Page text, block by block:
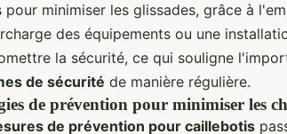
pour minimiser les glissades, grâce à
des équipements ou une
la sécurité, ce qui souligne
de sécurité de manière régulière.
de prévention pour minimiser les
de prévention pour caillebotis